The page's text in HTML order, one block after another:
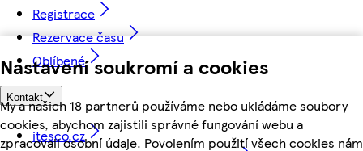
Nastavení soukromí a cookies
My a našich 18 partnerů používáme nebo ukládáme soubory
cookies, abychom zajistili správné fungování webu a
zpracovali osobní údaje. Povolením použití všech cookies nám
Registrace
Rezervace času
Oblíbené
Kontakt
itesco.cz